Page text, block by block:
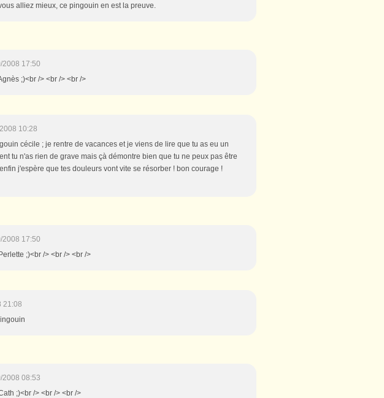
alliez mieux, ce pingouin en est la preuve.
2008 17:50
;)<br /> <br /> <br />
10:28
cécile ; je rentre de vacances et je viens de lire que tu as eu un
tu n'as rien de grave mais çà démontre bien que tu ne peux pas être
j'espère que tes douleurs vont vite se résorber ! bon courage !
2008 17:50
;)<br /> <br /> <br />
21:08
2008 08:53
;)<br /> <br /> <br />